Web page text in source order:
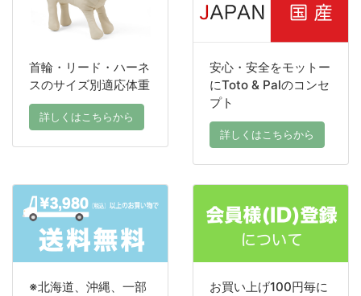
首輪・リード・ハーネ
スのサイズ別適応体重
詳しくはこちらから
安心・安全をモットー
にToto & Palのコンセ
プト
詳しくはこちらから
※北海道、沖縄、一部
お買い上げ100円毎に